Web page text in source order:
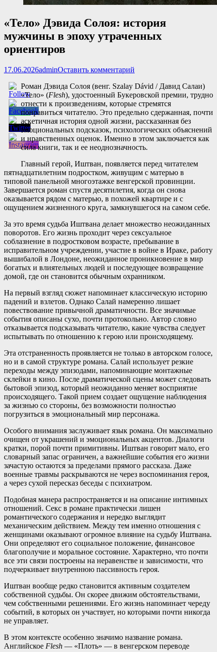
«Тело» Дэвида Сoлоя: история
мужчины в эпоху утраченных
ориентиров
Опубликовано
17.06.2026Автор
adminОставить комментарий
Роман Дэвида Солоя (венг. Szalay Dávid / Давид Салаи)
«Тело» (Flesh), удостоенный Букеровской премии, трудно
отнести к произведениям, которые стремятся
понравиться читателю. Это предельно сдержанная, почти
аскетичная история одной жизни, рассказанная без
эмоциональных подсказок, психологических объяснений
и нравственных оценок. Именно в этом заключается как
сила книги, так и ее неоднозначность.
Главный герой, Иштван, появляется перед читателем
пятнадцатилетним подростком, живущим с матерью в
типовой панельной многоэтажке венгерской провинции.
Завершается роман спустя десятилетия, когда он снова
оказывается рядом с матерью, в похожей квартире и с
ощущением жизненного круга, замкнувшегося на самом себе.
За это время судьба Иштвана делает множество неожиданных
поворотов. Его жизнь проходит через сексуальное
соблазнение в подростковом возрасте, пребывание в
исправительном учреждении, участие в войне в Ираке, работу
вышибалой в Лондоне, неожиданное проникновение в мир
богатых и влиятельных людей и последующее возвращение
домой, где он становится обычным охранником.
На первый взгляд сюжет напоминает классическую историю
падений и взлетов. Однако Салай намеренно лишает
повествование привычной драматичности. Все значимые
события описаны сухо, почти протокольно. Автор словно
отказывается подсказывать читателю, какие чувства следует
испытывать по отношению к герою или происходящему.
Эта отстраненность проявляется не только в авторском голосе,
но и в самой структуре романа. Салай использует резкие
переходы между эпизодами, напоминающие монтажные
склейки в кино. После драматической сцены может следовать
бытовой эпизод, который неожиданно меняет восприятие
происходящего. Такой прием создает ощущение наблюдения
за жизнью со стороны, без возможности полностью
погрузиться в эмоциональный мир персонажа.
Особого внимания заслуживает язык романа. Он максимально
очищен от украшений и эмоциональных акцентов. Диалоги
кратки, порой почти примитивны. Иштван говорит мало, его
словарный запас ограничен, а важнейшие события его жизни
зачастую остаются за пределами прямого рассказа. Даже
военные травмы раскрываются не через воспоминания героя,
а через сухой пересказ беседы с психиатром.
Подобная манера распространяется и на описание интимных
отношений. Секс в романе практически лишен
романтического содержания и нередко выглядит
механическим действием. Между тем именно отношения с
женщинами оказывают огромное влияние на судьбу Иштвана.
Они определяют его социальное положение, финансовое
благополучие и моральное состояние. Характерно, что почти
все эти связи построены на неравенстве и зависимости, что
подчеркивает внутреннюю пассивность героя.
Иштван вообще редко становится активным создателем
собственной судьбы. Он скорее движим обстоятельствами,
чем собственными решениями. Его жизнь напоминает череду
событий, в которых он участвует, но которыми почти никогда
не управляет.
В этом контексте особенно значимо название романа.
Английское Flesh — «Плоть» — в венгерском переводе